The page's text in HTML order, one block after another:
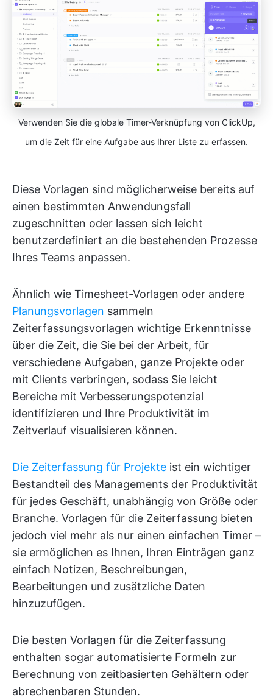
Verwenden Sie die globale Timer-Verknüpfung von ClickUp,
um die Zeit für eine Aufgabe aus Ihrer Liste zu erfassen.
Diese Vorlagen sind möglicherweise bereits auf
einen bestimmten Anwendungsfall
zugeschnitten oder lassen sich leicht
benutzerdefiniert an die bestehenden Prozesse
Ihres Teams anpassen.
Ähnlich wie Timesheet-Vorlagen oder andere
Planungsvorlagen sammeln
Zeiterfassungsvorlagen wichtige Erkenntnisse
über die Zeit, die Sie bei der Arbeit, für
verschiedene Aufgaben, ganze Projekte oder
mit Clients verbringen, sodass Sie leicht
Bereiche mit Verbesserungspotenzial
identifizieren und Ihre Produktivität im
Zeitverlauf visualisieren können.
Die Zeiterfassung für Projekte ist ein wichtiger
Bestandteil des Managements der Produktivität
für jedes Geschäft, unabhängig von Größe oder
Branche. Vorlagen für die Zeiterfassung bieten
jedoch viel mehr als nur einen einfachen Timer –
sie ermöglichen es Ihnen, Ihren Einträgen ganz
einfach Notizen, Beschreibungen,
Bearbeitungen und zusätzliche Daten
hinzuzufügen.
Die besten Vorlagen für die Zeiterfassung
enthalten sogar automatisierte Formeln zur
Berechnung von zeitbasierten Gehältern oder
abrechenbaren Stunden.